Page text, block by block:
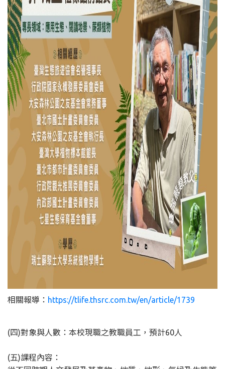
相關報導： https://tlife.thsrc.com.tw/en/article/1739
(四)對象與人數：本校現職之教職員工，預計60人
(五)課程內容：